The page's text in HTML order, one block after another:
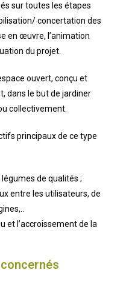
sur toutes les étapes
concertation des
en œuvre, l’animation
du projet.
ouvert, conçu et
dans le but de jardiner
collectivement.
principaux de ce type
de qualités ;
entre les utilisateurs, de
et l’accroissement de la